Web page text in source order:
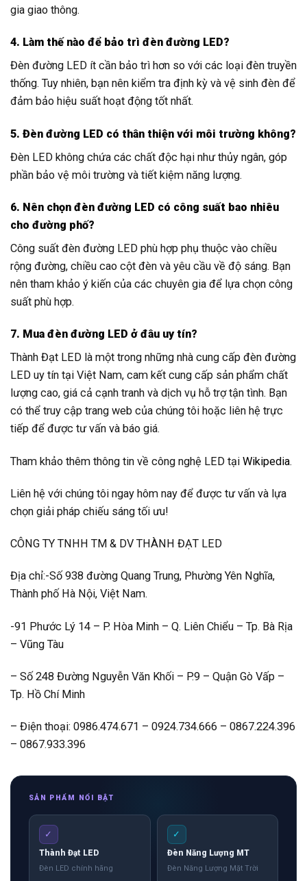
gia giao thông.
4. Làm thế nào để bảo trì đèn đường LED?
Đèn đường LED ít cần bảo trì hơn so với các loại đèn truyền
thống. Tuy nhiên, bạn nên kiểm tra định kỳ và vệ sinh đèn để
đảm bảo hiệu suất hoạt động tốt nhất.
5. Đèn đường LED có thân thiện với môi trường không?
Đèn LED không chứa các chất độc hại như thủy ngân, góp
phần bảo vệ môi trường và tiết kiệm năng lượng.
6. Nên chọn đèn đường LED có công suất bao nhiêu
cho đường phố?
Công suất đèn đường LED phù hợp phụ thuộc vào chiều
rộng đường, chiều cao cột đèn và yêu cầu về độ sáng. Bạn
nên tham khảo ý kiến của các chuyên gia để lựa chọn công
suất phù hợp.
7. Mua đèn đường LED ở đâu uy tín?
Thành Đạt LED là một trong những nhà cung cấp đèn đường
LED uy tín tại Việt Nam, cam kết cung cấp sản phẩm chất
lượng cao, giá cả cạnh tranh và dịch vụ hỗ trợ tận tình. Bạn
có thể truy cập trang web của chúng tôi hoặc liên hệ trực
tiếp để được tư vấn và báo giá.
Tham khảo thêm thông tin về công nghệ LED tại Wikipedia.
Liên hệ với chúng tôi ngay hôm nay để được tư vấn và lựa
chọn giải pháp chiếu sáng tối ưu!
CÔNG TY TNHH TM & DV THÀNH ĐẠT LED
Địa chỉ:-Số 938 đường Quang Trung, Phường Yên Nghĩa,
Thành phố Hà Nội, Việt Nam.
-91 Phước Lý 14 – P. Hòa Minh – Q. Liên Chiểu – Tp. Bà Rịa
– Vũng Tàu
– Số 248 Đường Nguyễn Văn Khối – P.9 – Quận Gò Vấp –
Tp. Hồ Chí Minh
– Điện thoại: 0986.474.671 – 0924.734.666 – 0867.224.396
– 0867.933.396
SẢN PHẨM NỔI BẬT
✓
Thành Đạt LED
Đèn LED chính hãng
✓
Đèn Năng Lượng MT
Đèn Năng Lượng Mặt Trời